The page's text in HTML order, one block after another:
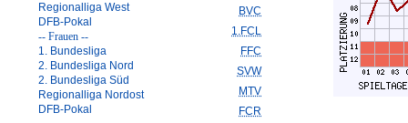
Regionalliga West
DFB-Pokal
-- Frauen --
1. Bundesliga
2. Bundesliga Nord
2. Bundesliga Süd
Regionalliga Nordost
DFB-Pokal
BVC
1.FCL
FFC
SVW
MTV
FCR